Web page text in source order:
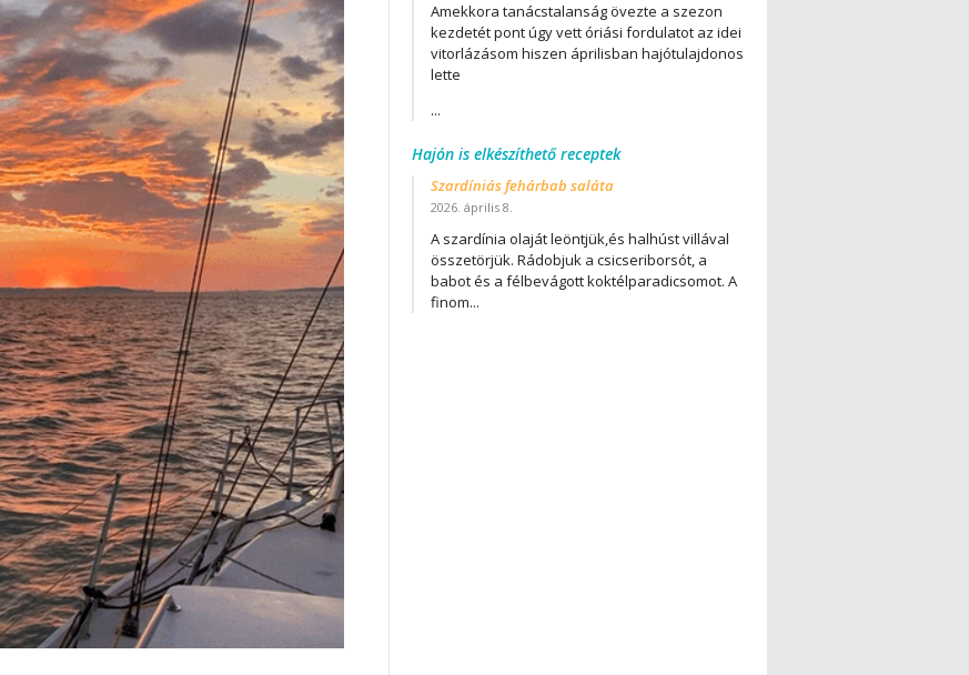
Amekkora tanácstalanság övezte a szezon
kezdetét pont úgy vett óriási fordulatot az idei
vitorlázásom hiszen áprilisban hajótulajdonos
lette
...
Hajón is elkészíthető receptek
Szardíniás fehárbab saláta
2026. április 8.
A szardínia olaját leöntjük,és halhúst villával
összetörjük. Rádobjuk a csicseriborsót, a
babot és a félbevágott koktélparadicsomot. A
finom...